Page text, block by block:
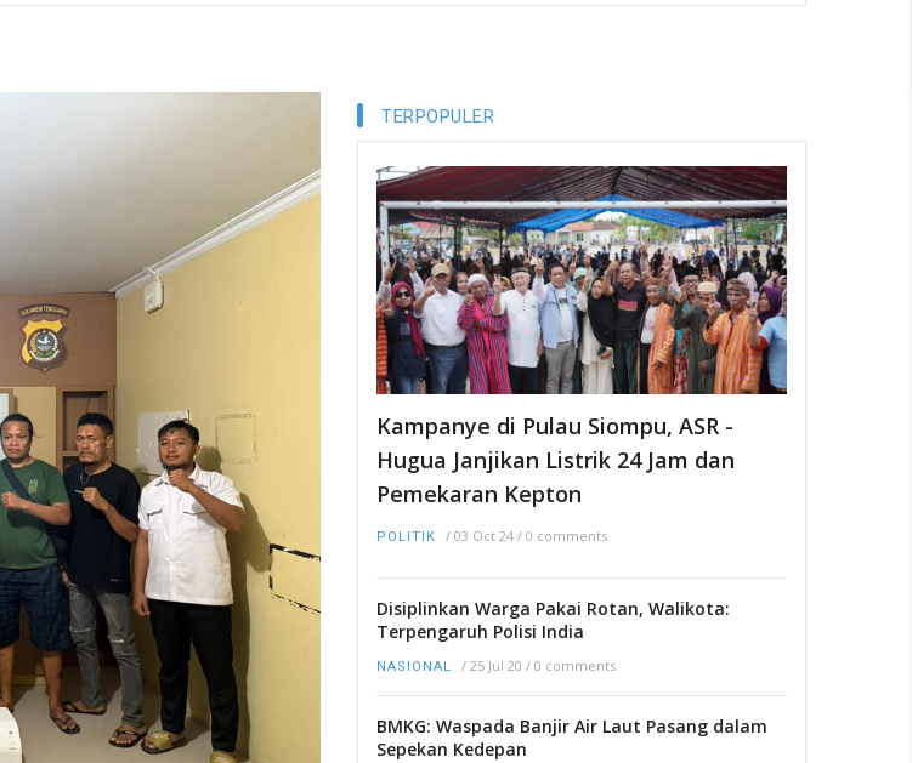
TERPOPULER
Kampanye di Pulau Siompu, ASR -
Hugua Janjikan Listrik 24 Jam dan
Pemekaran Kepton
POLITIK / 03 Oct 24 / 0 comments
Disiplinkan Warga Pakai Rotan, Walikota:
Terpengaruh Polisi India
NASIONAL / 25 Jul 20 / 0 comments
BMKG: Waspada Banjir Air Laut Pasang dalam
Sepekan Kedepan